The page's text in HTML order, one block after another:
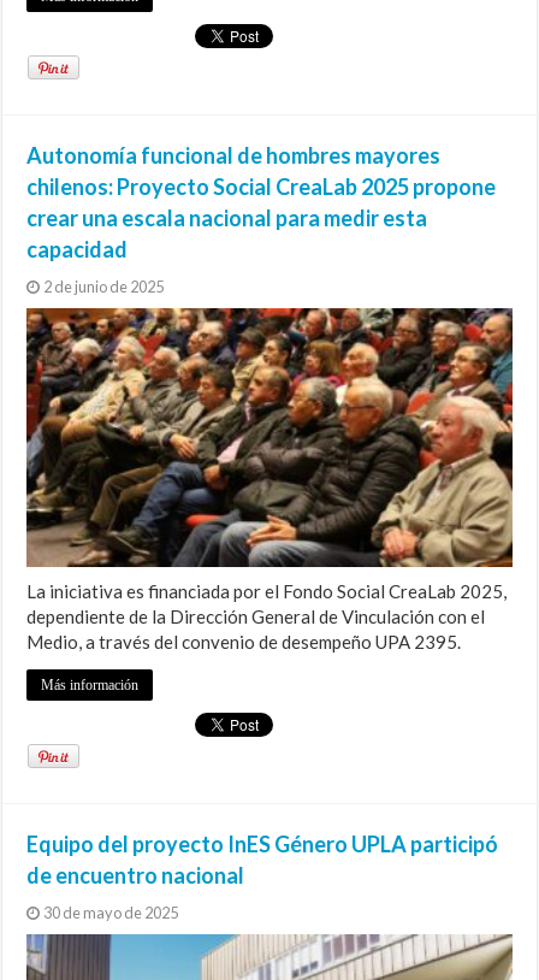
Autonomía funcional de hombres mayores
chilenos: Proyecto Social CreaLab 2025 propone
crear una escala nacional para medir esta
capacidad
2 de junio de 2025
La iniciativa es financiada por el Fondo Social CreaLab 2025,
dependiente de la Dirección General de Vinculación con el
Medio, a través del convenio de desempeño UPA 2395.
Más información
Equipo del proyecto InES Género UPLA participó
de encuentro nacional
30 de mayo de 2025